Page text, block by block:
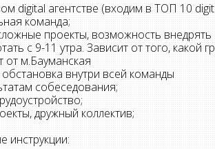
digital агентстве (входим в ТОП 10
команда;
проекты, возможность внедрять
с 9-11 утра. Зависит от того, какой
от м.Бауманская
внутри всей команды
собеседования;
дружный коллектив;
инструкции: